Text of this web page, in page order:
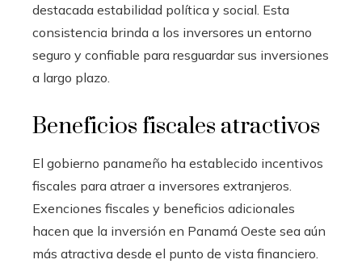
destacada estabilidad política y social. Esta
consistencia brinda a los inversores un entorno
seguro y confiable para resguardar sus inversiones
a largo plazo.
Beneficios fiscales atractivos
El gobierno panameño ha establecido incentivos
fiscales para atraer a inversores extranjeros.
Exenciones fiscales y beneficios adicionales
hacen que la inversión en Panamá Oeste sea aún
más atractiva desde el punto de vista financiero.